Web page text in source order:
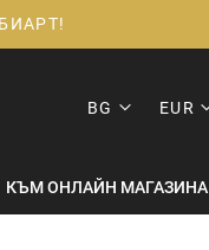
BG EUR
КЪМ ОНЛАЙН МАГАЗИНА